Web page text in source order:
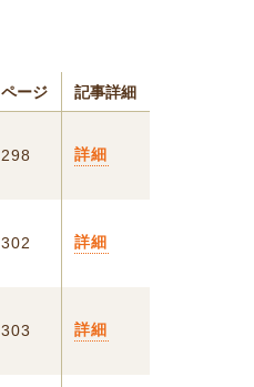
ページ 記事詳細
298 詳細
302 詳細
303 詳細